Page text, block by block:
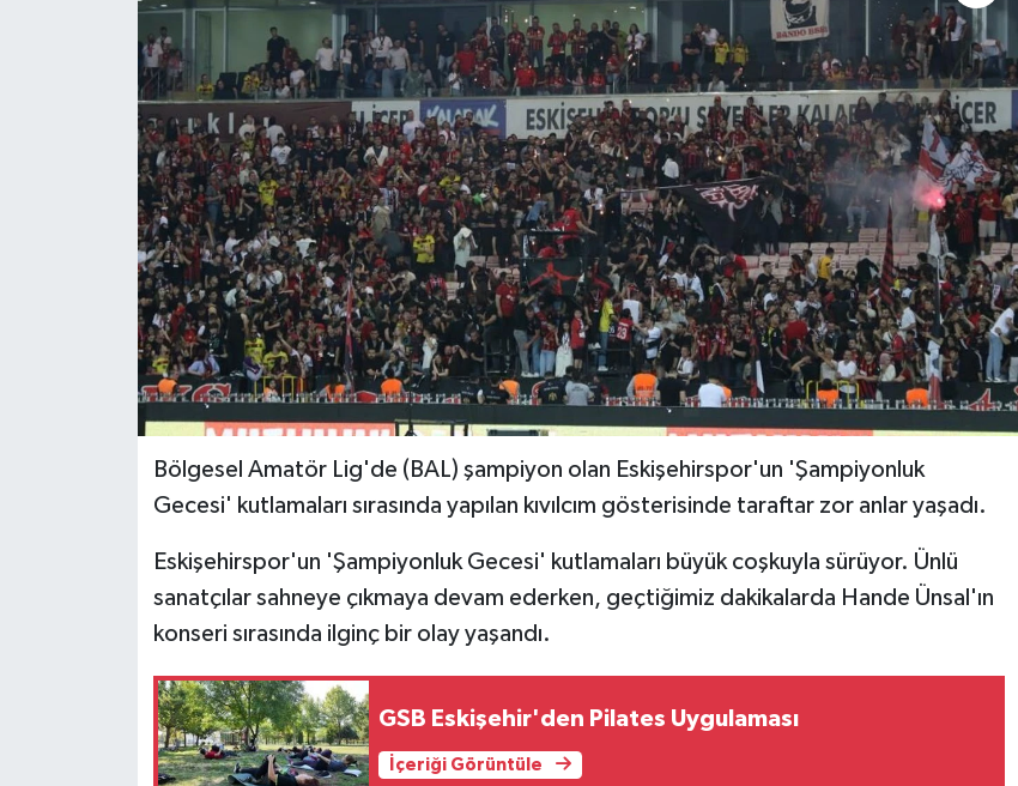
Bölgesel Amatör Lig'de (BAL) şampiyon olan Eskişehirspor'un 'Şampiyonluk
Gecesi' kutlamaları sırasında yapılan kıvılcım gösterisinde taraftar zor anlar yaşadı.
Eskişehirspor'un 'Şampiyonluk Gecesi' kutlamaları büyük coşkuyla sürüyor. Ünlü
sanatçılar sahneye çıkmaya devam ederken, geçtiğimiz dakikalarda Hande Ünsal'ın
konseri sırasında ilginç bir olay yaşandı.
GSB Eskişehir'den Pilates Uygulaması
İçeriği Görüntüle